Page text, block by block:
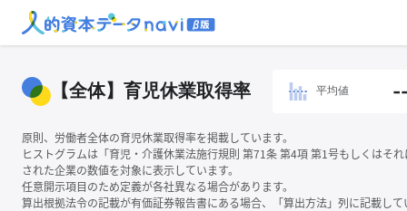
【全体】育児休業取得率 平均値
原則、労働者全体の育児休業取得率を掲載しています。
ヒストグラムは「育児・介護休業法施行規則 第71条 第4項 第1号もしくはそ
された企業の数値を対象に表示しています。
任意開示項目のため定義が各社異なる場合があります。
算出根拠法令の記載が有価証券報告書にある場合、「算出方法」列に記載し